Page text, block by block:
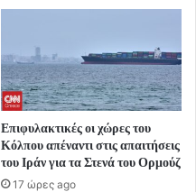
Επιφυλακτικές οι χώρες του
Κόλπου απέναντι στις απαιτήσεις
του Ιράν για τα Στενά του Ορμούζ
17 ώρες ago